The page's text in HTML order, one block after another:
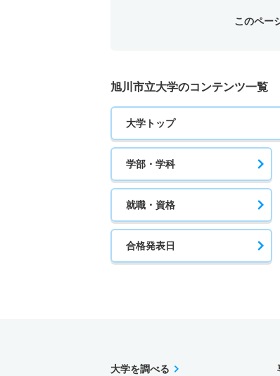
このペー
旭川市立大学のコンテンツ一覧
大学トップ
学部・学科
就職・資格
合格発表日
大学を調べる